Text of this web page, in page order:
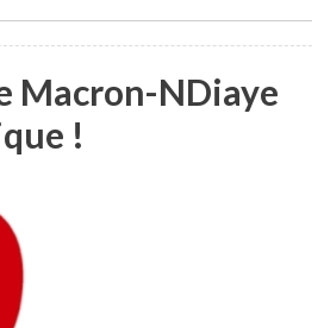
Macron-NDiaye
!